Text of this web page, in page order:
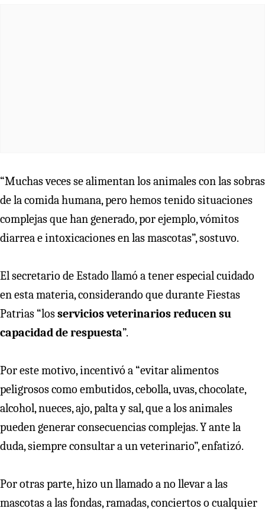
“Muchas veces se alimentan los animales con las sobras
de la comida humana, pero hemos tenido situaciones
complejas que han generado, por ejemplo, vómitos
diarrea e intoxicaciones en las mascotas”, sostuvo.
El secretario de Estado llamó a tener especial cuidado
en esta materia, considerando que durante Fiestas
Patrias “losservicios veterinarios reducen su
capacidad de respuesta”.
Por este motivo, incentivó a “evitar alimentos
peligrosos como embutidos, cebolla, uvas, chocolate,
alcohol, nueces, ajo, palta y sal, que a los animales
pueden generar consecuencias complejas. Y ante la
duda, siempre consultar a un veterinario”, enfatizó.
Por otras parte, hizo un llamado a no llevar a las
mascotas a las fondas, ramadas, conciertos o cualquier